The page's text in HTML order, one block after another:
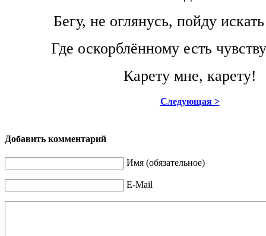
Бегу, не оглянусь, пойду
Где оскорблённому есть
Карету мне, карету!
Следующая >
Добавить комментарий
Имя (обязательное)
E-Mail